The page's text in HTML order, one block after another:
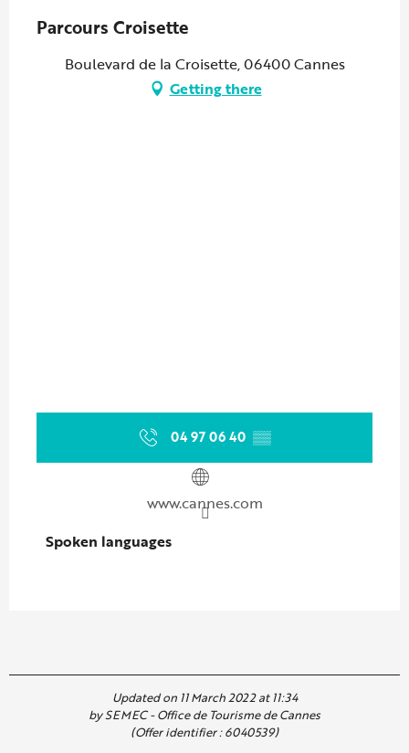
Parcours Croisette
Boulevard de la Croisette, 06400 Cannes
Getting there
04 97 06 40 ▒▒
www.cannes.com
Spoken languages
Spoken languages
Updated on 11 March 2022 at 11:34
by SEMEC - Office de Tourisme de Cannes
(Offer identifier :6040539)